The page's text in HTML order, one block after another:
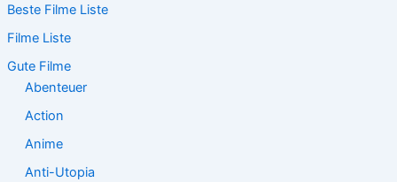
h
n
n
Beste Filme Liste
Filme Liste
Gute Filme
Abenteuer
Action
Anime
Anti-Utopia